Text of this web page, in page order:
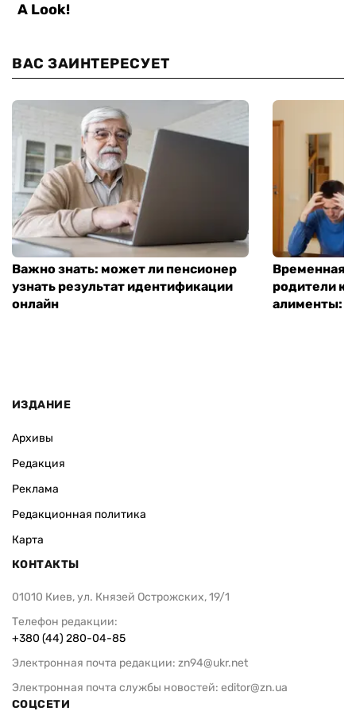
ВАС ЗАИНТЕРЕСУЕТ
Важно знать: может ли пенсионер
узнать результат идентификации
онлайн
Временная
родители
алименты:
ИЗДАНИЕ
Архивы
Редакция
Реклама
Редакционная политика
Карта
КОНТАКТЫ
01010 Киев, ул. Князей Острожских, 19/1
Телефон редакции:
+380 (44) 280-04-85
Электронная почта редакции: zn94@ukr.net
Электронная почта службы новостей: editor@zn.ua
СОЦСЕТИ